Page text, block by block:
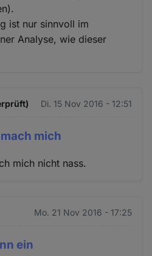
ist nur sinnvoll im
Analyse, wie dieser
Di. 15 Nov 2016 - 12:51
mich
mich nicht nass.
Mo. 21 Nov 2016 - 17:25
ein